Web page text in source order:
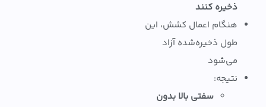
ذخیره کنند
هنگام اعمال کشش، این
طول ذخیره‌شده آزاد
می‌شود
نتیجه:
سفتی بالا بدون